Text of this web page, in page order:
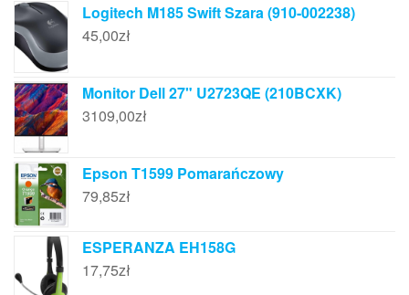
Logitech M185 Swift Szara (910-002238)
45,00zł
Monitor Dell 27" U2723QE (210BCXK)
3109,00zł
Epson T1599 Pomarańczowy
79,85zł
ESPERANZA EH158G
17,75zł